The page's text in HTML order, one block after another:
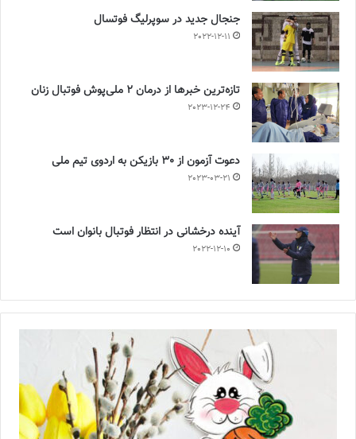
جنجال جدید در سوپرلیگ فوتسال
2022-12-11
تازه‌ترین خبرها از درمان ۲ ملی‌پوش فوتبال زنان
2023-12-24
دعوت آزمون از 30 بازیکن به اردوی تیم ملی
2023-03-21
آینده درخشانی در انتظار فوتبال بانوان است
2022-12-10